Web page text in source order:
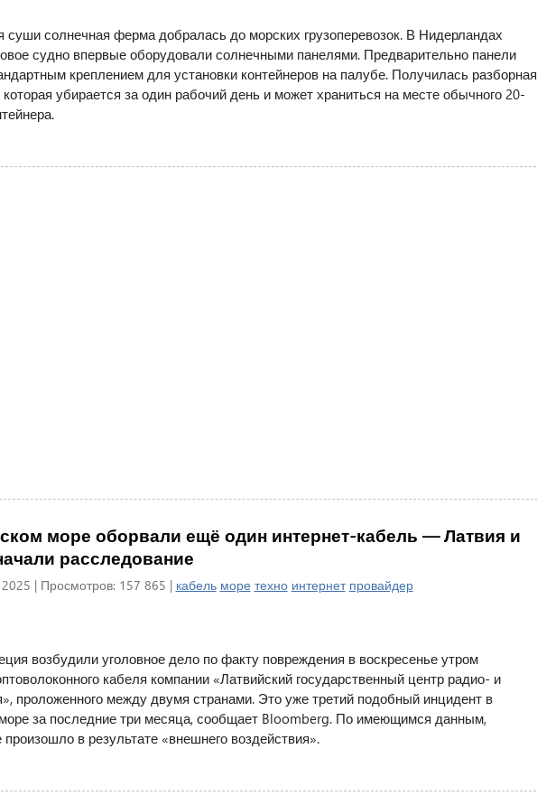
солнечная ферма добралась до морских грузоперевозок. В Нидерландах
судно впервые оборудовали солнечными панелями. Предварительно панели
креплением для установки контейнеров на палубе. Получилась разборная
которая убирается за один рабочий день и может храниться на месте обычного 20-
море оборвали ещё один интернет-кабель — Латвия и
расследование
| Просмотров: 157 865 | кабель море техно интернет провайдер
возбудили уголовное дело по факту повреждения в воскресенье утром
кабеля компании «Латвийский государственный центр радио- и
проложенного между двумя странами. Это уже третий подобный инцидент в
за последние три месяца, сообщает Bloomberg. По имеющимся данным,
в результате «внешнего воздействия».